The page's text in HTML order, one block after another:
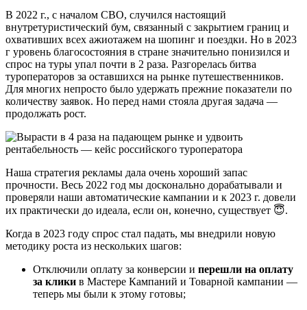
В 2022 г., с началом СВО, случился настоящий
внутретуристический бум, связанный с закрытием границ и
охвативших всех ажиотажем на шопинг и поездки. Но в 2023
г уровень благосостояния в стране значительно понизился и
спрос на туры упал почти в 2 раза. Разгорелась битва
туроператоров за оставшихся на рынке путешественников.
Для многих непросто было удержать прежние показатели по
количеству заявок. Но перед нами стояла другая задача —
продолжать рост.
Наша стратегия рекламы дала очень хороший запас
прочности. Весь 2022 год мы досконально дорабатывали и
проверяли наши автоматические кампании и к 2023 г. довели
их практически до идеала, если он, конечно, существует 😇.
Когда в 2023 году спрос стал падать, мы внедрили новую
методику роста из нескольких шагов:
Отключили оплату за конверсии и перешли на оплату
за клики в Мастере Кампаний и Товарной кампании —
теперь мы были к этому готовы;